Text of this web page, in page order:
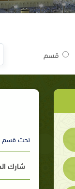
قسم
تحت
شارك